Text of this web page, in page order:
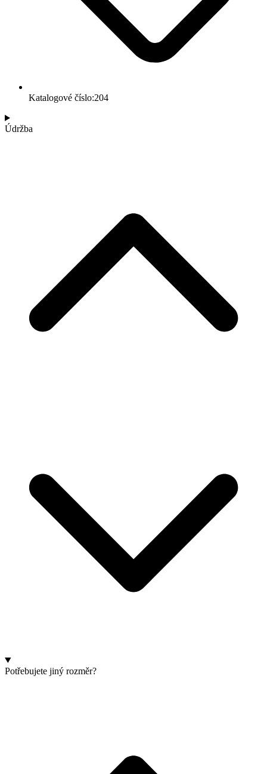
Katalogové číslo:204
Údržba
Potřebujete jiný rozměr?